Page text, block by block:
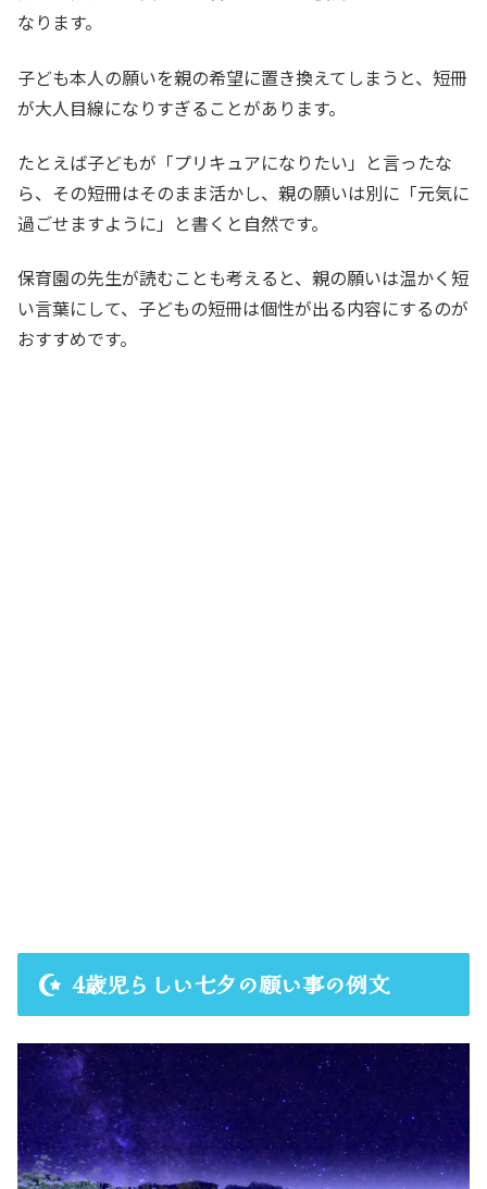
なります。
子ども本人の願いを親の希望に置き換えてしまうと、短冊
が大人目線になりすぎることがあります。
たとえば子どもが「プリキュアになりたい」と言ったな
ら、その短冊はそのまま活かし、親の願いは別に「元気に
過ごせますように」と書くと自然です。
保育園の先生が読むことも考えると、親の願いは温かく短
い言葉にして、子どもの短冊は個性が出る内容にするのが
おすすめです。
4歳児らしい七夕の願い事の例文